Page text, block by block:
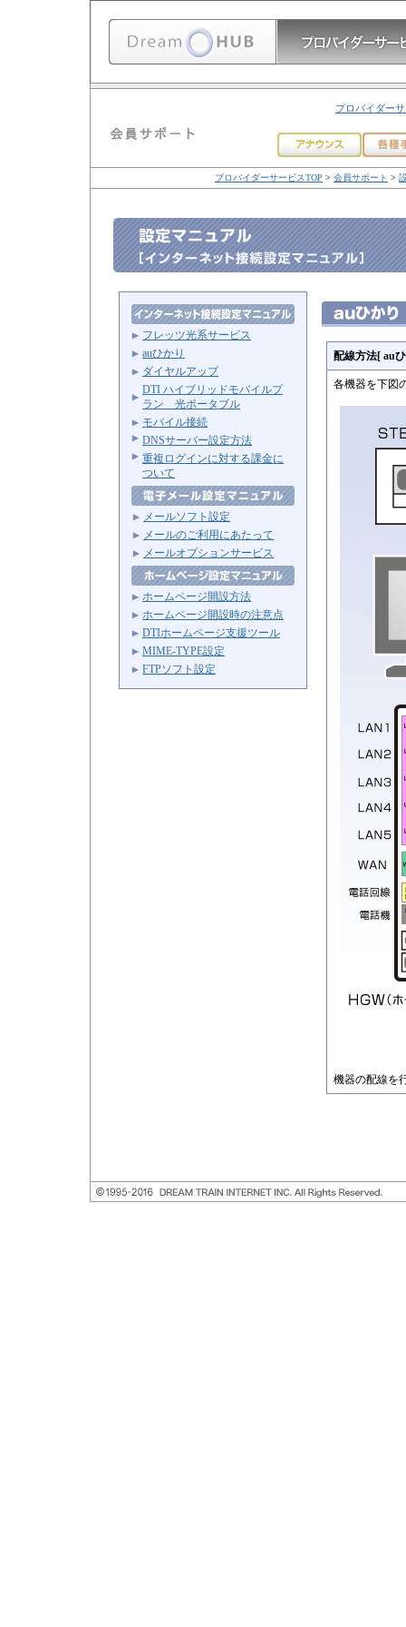
プロバイダー
プロバイダーサービスTOP > 会員サポート >
フレッツ光系サービス
auひかり
ダイヤルアップ
DTI ハイブリッドモバイルプ
ラン 光ポータブル
モバイル接続
DNSサーバー設定方法
重複ログインに対する課金に
ついて
メールソフト設定
メールのご利用にあたって
メールオプションサービス
ホームページ開設方法
ホームページ開設時の注意点
DTIホームページ支援ツール
MIME-TYPE設定
FTPソフト設定
配線方法[ au
各機器を下図
機器の配線を